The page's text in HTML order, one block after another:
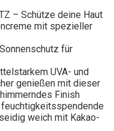
– Schütze deine Haut
mit spezieller
für
UVA- und
genießen mit dieser
Finish
feuchtigkeitsspendende
weich mit Kakao-